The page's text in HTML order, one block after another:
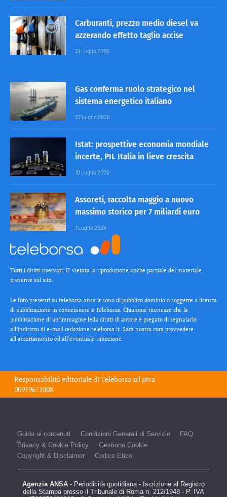
Carburanti, prezzo medio diesel va
azzerando effetto taglio accise
31 Luglio 2026
Gas conferma ruolo strategico nel
sistema energetico italiano
27 Luglio 2026
Istat: prospettive economia mondiale
incerte, PIL Italia in lieve crescita
10 Luglio 2026
Assoreti, raccolta maggio a nuovo
massimo storico per 7 miliardi euro
1 Luglio 2026
Tutti i diritti riservati. E’ vietata la riproduzione anche parziale del materiale
presente sul sito.
Le foto presenti su teleborsa.ansa.it sono di pubblico dominio o soggette a licenza
di pubblicazione in concessione a Teleborsa. Chiunque ritenesse che la
pubblicazione di un’immagine leda diritti di autore è pregato di segnalarlo
all’indirizzo di e-mail redazione teleborsa.it. Sarà nostra cura provvedere
all’accertamento ed all’eventuale rimozione.
Responsabilità editoriale diTeleborsa srlpiva
00919671008
Guida ai contenuti Condizioni Generali di Servizio
FAQ
Privacy & Cookie Policy
Gestione Cookie
Copyright & Disclaimer
Codice Etico
Agenzia ANSA - Periodicità quotidiana - Iscrizione al Registro
della Stampa presso il Tribunale di Roma n. 212/1948 - P. IVA